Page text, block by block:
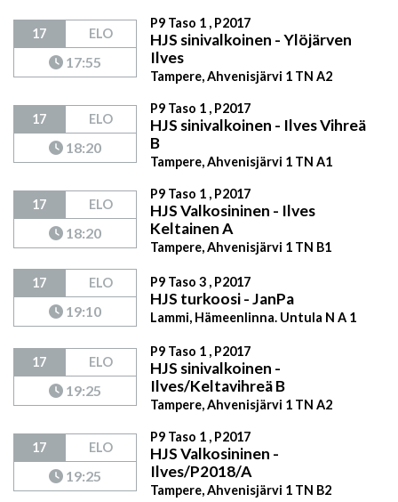
17 ELO
17:55
P9 Taso 1 , P2017
HJS sinivalkoinen - Ylöjärven
Ilves
Tampere, Ahvenisjärvi 1 TN A2
17 ELO
18:20
P9 Taso 1 , P2017
HJS sinivalkoinen - Ilves Vihreä
B
Tampere, Ahvenisjärvi 1 TN A1
17 ELO
18:20
P9 Taso 1 , P2017
HJS Valkosininen - Ilves
Keltainen A
Tampere, Ahvenisjärvi 1 TN B1
17 ELO
19:10
P9 Taso 3 , P2017
HJS turkoosi - JanPa
Lammi, Hämeenlinna. Untula N A 1
17 ELO
19:25
P9 Taso 1 , P2017
HJS sinivalkoinen -
Ilves/Keltavihreä B
Tampere, Ahvenisjärvi 1 TN A2
17 ELO
19:25
P9 Taso 1 , P2017
HJS Valkosininen -
Ilves/P2018/A
Tampere, Ahvenisjärvi 1 TN B2